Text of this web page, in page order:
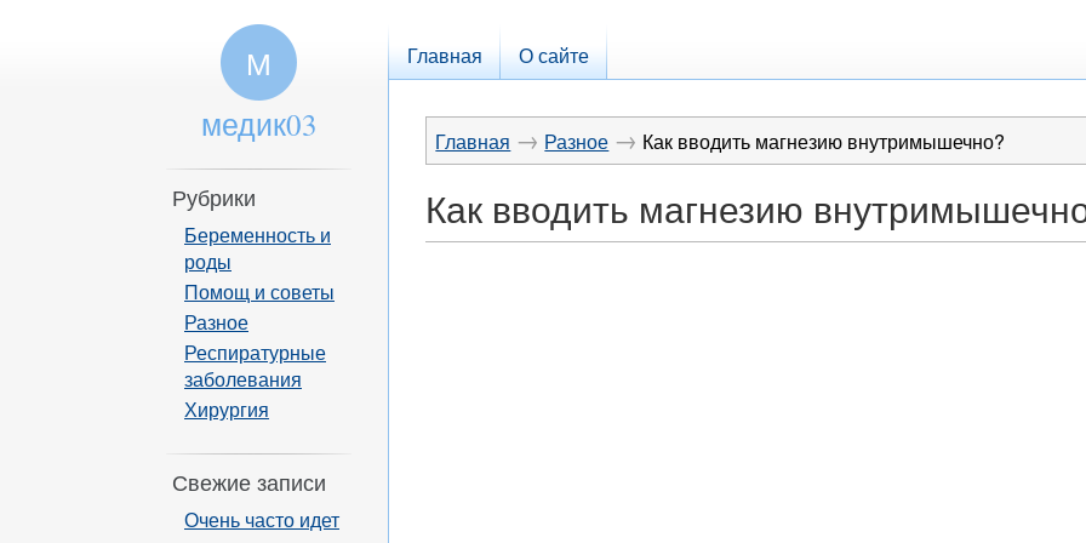
Главная О сайте
Главная → Разное → Как вводить магнезию внутримышечно?
Как вводить магнезию
М
медик03
Рубрики
Беременность и
роды
Помощ и советы
Разное
Респиратурные
заболевания
Хирургия
Свежие записи
Очень часто идет